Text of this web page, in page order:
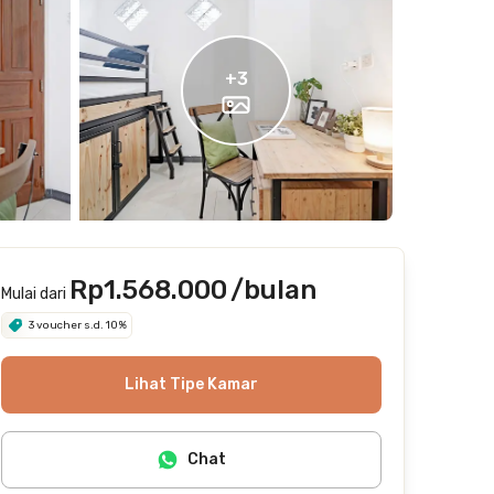
+3
Mulai dari Rp1.568.000/bulan
3 voucher s.d. 10%
Lihat Tipe Kamar
Chat